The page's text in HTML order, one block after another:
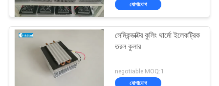
যোগাযোগ
সেমিকন্ডাক্টর কুলিং থার্মো ইলেকট্রিক
তরল কুলার
negotiable MOQ:1
যোগাযোগ